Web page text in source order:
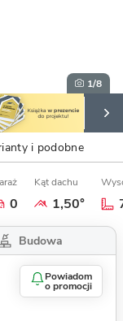
1/8
i podobne
0
Kąt dachu
1,50°
Budowa
Powiadom
o promocji